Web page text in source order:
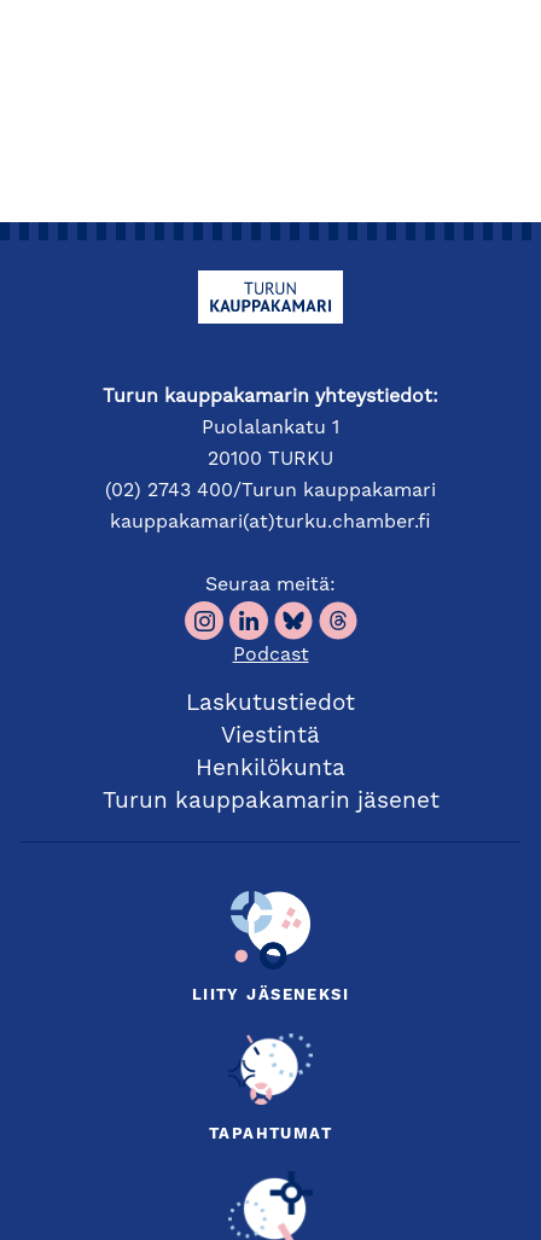
Turun kauppakamarin yhteystiedot:
Puolalankatu 1
20100 TURKU
(02) 2743 400/Turun kauppakamari
kauppakamari(at)turku.chamber.fi
Seuraa meitä:
Podcast
Laskutustiedot
Viestintä
Henkilökunta
Turun kauppakamarin jäsenet
LIITY JÄSENEKSI
TAPAHTUMAT